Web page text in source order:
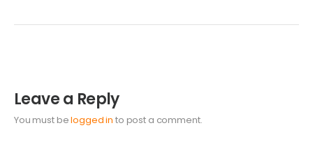
Leave a Reply
You must belogged in to post a comment.